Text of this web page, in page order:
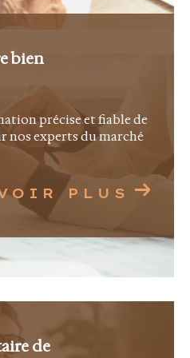
optimale, La
à la FNAIM
d'Azur, un réseau
immobilières
et le Var. Cette
de diffuser nos
large portefeuille
sur
clientèle venue du
vous accompagne
et en italien afin de
bien
précise et fiable de
nos experts du marché
PLUS
de